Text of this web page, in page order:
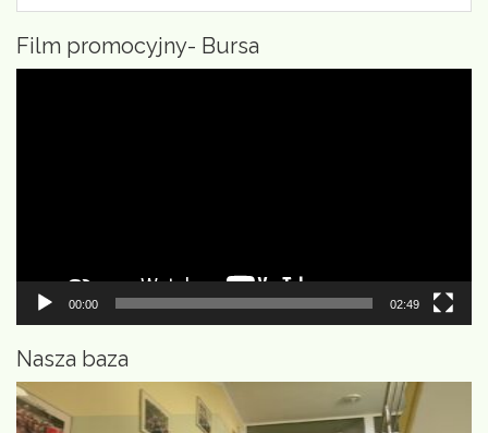
Film promocyjny- Bursa
00:00 02:49
Nasza baza